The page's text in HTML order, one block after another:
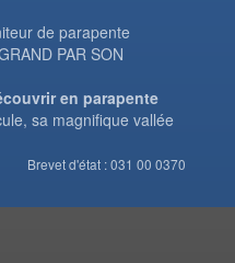
de parapente
PAR SON
en parapente
sa magnifique vallée
Brevet d'état : 031 00 0370